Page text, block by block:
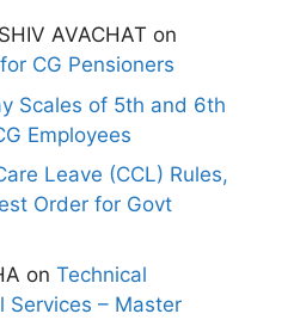
AVACHAT on
CG Pensioners
Scales of 5th and 6th
Employees
Leave (CCL) Rules,
Order for Govt
on Technical
Services – Master